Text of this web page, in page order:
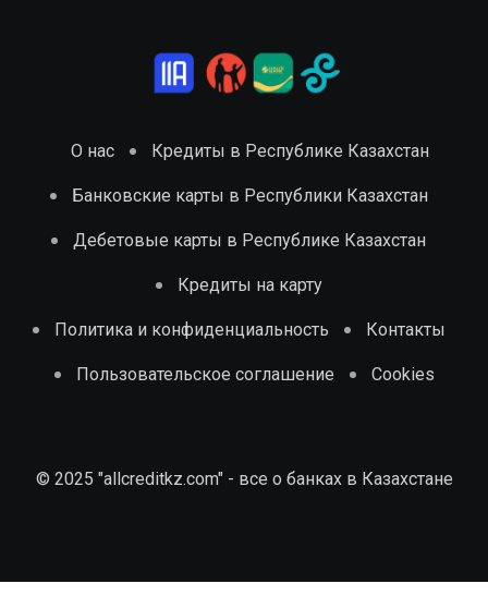
О нас Кредиты в Республике Казахстан
Банковские карты в Республики Казахстан
Дебетовые карты в Республике Казахстан
Кредиты на карту
Политика и конфиденциальность Контакты
Пользовательское соглашение Cookies
© 2025 "allcreditkz.com" - все о банках в Казахстане